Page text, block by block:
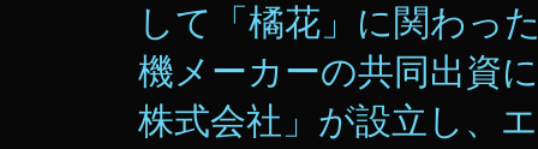
して「橘花」に関わっ
機メーカーの共同出資
株式会社」が設立し、